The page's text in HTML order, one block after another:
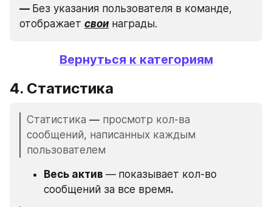
— Без указания пользователя в команде,
отображает свои награды.
Вернуться к категориям
4. Статистика
Статистика — просмотр кол-ва
сообщений, написанных каждым
пользователем
Весь актив — показывает кол-во
сообщений за все время.